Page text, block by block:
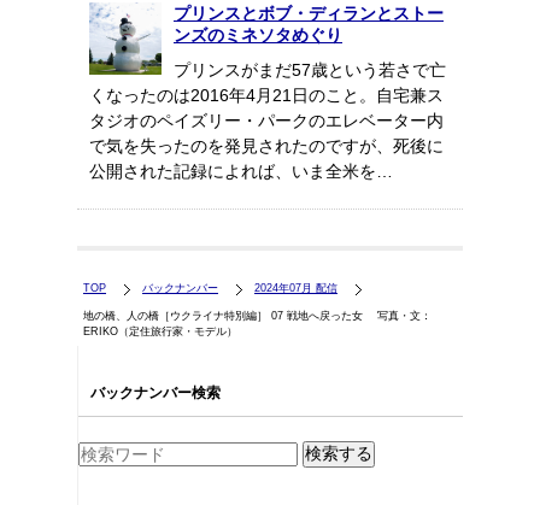
プリンスとボブ・ディランとストー
ンズのミネソタめぐり
プリンスがまだ57歳という若さで亡
くなったのは2016年4月21日のこと。自宅兼ス
タジオのペイズリー・パークのエレベーター内
で気を失ったのを発見されたのですが、死後に
公開された記録によれば、いま全米を…
TOP バックナンバー 2024年07月 配信
地の橋、人の橋［ウクライナ特別編］ 07 戦地へ戻った女 写真・文：
ERIKO（定住旅行家・モデル）
バックナンバー検索